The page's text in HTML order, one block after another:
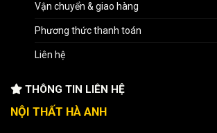
Vận chuyển & giao hàng
Phương thức thanh toán
Liên hệ
THÔNG TIN LIÊN HỆ
NỘI THẤT HÀ ANH